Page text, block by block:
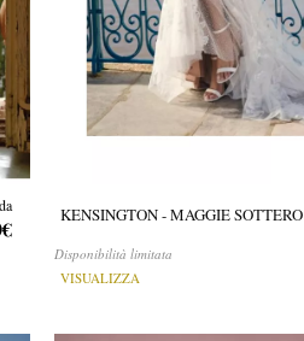
KENSINGTON - MAGGIE SOTTERO
Disponibilità limitata
VISUALIZZA